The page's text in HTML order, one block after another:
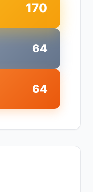
64
170
64